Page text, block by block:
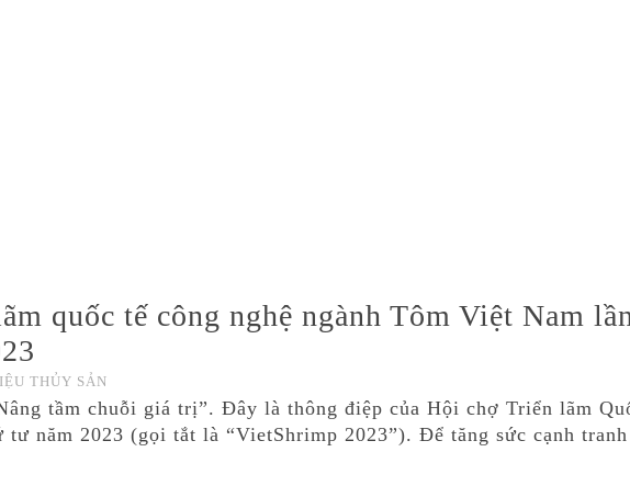
quốc tế công nghệ ngành Tôm Việt Nam
THỦY SẢN
tầm chuỗi giá trị”. Đây là thông điệp của Hội chợ Triển lãm
tư năm 2023 (gọi tắt là “VietShrimp 2023”). Để tăng sức cạnh